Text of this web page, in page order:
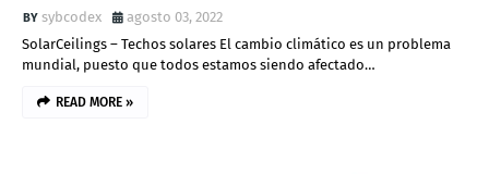
sybcodex
agosto 03, 2022
SolarCeilings – Techos solares El cambio climático es un problema
mundial, puesto que todos estamos siendo afectado…
READ MORE »